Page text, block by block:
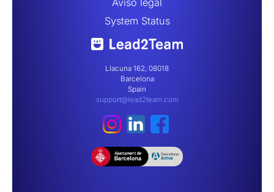
Aviso legal
System Status
Llacuna 162, 08018
Barcelona
Spain
support@lead2team.com